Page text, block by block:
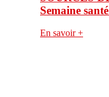
Semaine
En savoir +